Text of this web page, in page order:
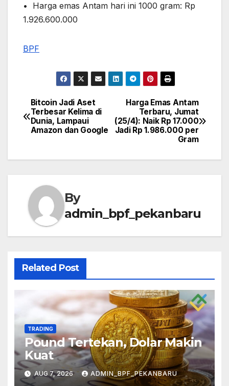
•⁠ ⁠⁠Harga emas Antam hari ini 1000 gram: Rp
1.926.600.000
BPF
Post
navigation
Harga Emas Antam
Terbaru, Jumat
(25/4): Naik Rp 17.000
Jadi Rp 1.986.000 per
Gram
Bitcoin Jadi Aset
Terbesar Kelima di
Dunia, Lampaui
Amazon dan Google
By
admin_bpf_pekanbaru
Related Post
TRADING
Pound Tertekan, Dolar Makin
Kuat
AUG 7, 2026 ADMIN_BPF_PEKANBARU